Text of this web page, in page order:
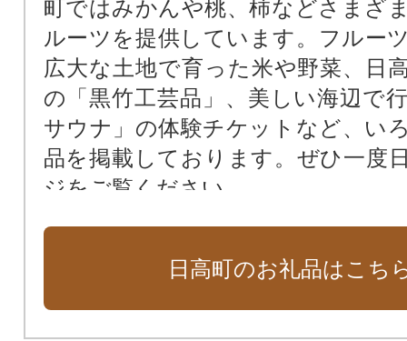
町ではみかんや桃、柿などさまざ
ルーツを提供しています。フルー
広大な土地で育った米や野菜、日
の「黒竹工芸品」、美しい海辺で
サウナ」の体験チケットなど、い
品を掲載しております。ぜひ一度
ジをご覧ください。
日高町のお礼品はこち